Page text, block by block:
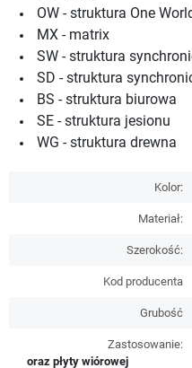
OW - struktura One
MX - matrix
SW - struktura
SD - struktura
BS - struktura biurowa
SE - struktura jesionu
WG - struktura drewna
Kolor:
Materiał:
Szerokość:
Kod producenta
Grubość
Zastosowanie:
oraz płyty wiórowej